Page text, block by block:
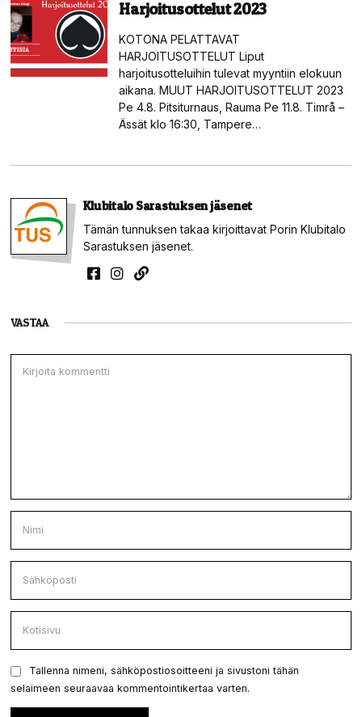
Harjoitusottelut 2023
KOTONA PELATTAVAT
HARJOITUSOTTELUT Liput
harjoitusotteluihin tulevat myyntiin elokuun
aikana. MUUT HARJOITUSOTTELUT 2023
Pe 4.8. Pitsiturnaus, Rauma Pe 11.8. Timrå –
Ässät klo 16:30, Tampere…
Klubitalo Sarastuksen jäsenet
Tämän tunnuksen takaa kirjoittavat Porin Klubitalo
Sarastuksen jäsenet.
VASTAA
Tallenna nimeni, sähköpostiosoitteeni ja sivustoni tähän
selaimeen seuraavaa kommentointikertaa varten.